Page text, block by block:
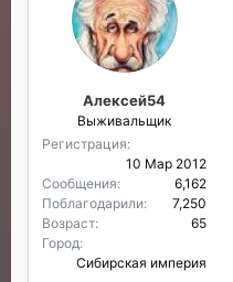
Алексей54
Выживальщик
Регистрация
10 Мар 2012
Сообщения
6,162
Поблагодарили
7,250
Возраст
65
Город
Сибирская империя